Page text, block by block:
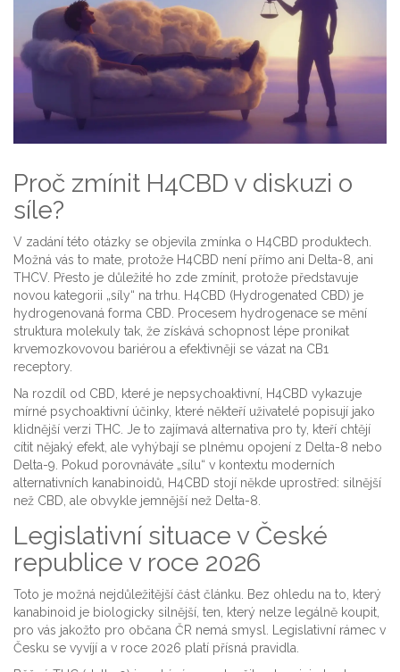
Proč zmínit H4CBD v diskuzi o
síle?
V zadání této otázky se objevila zmínka o H4CBD produktech.
Možná vás to mate, protože H4CBD není přímo ani Delta-8, ani
THCV. Přesto je důležité ho zde zmínit, protože představuje
novou kategorii „síly“ na trhu. H4CBD (Hydrogenated CBD) je
hydrogenovaná forma CBD. Procesem hydrogenace se mění
struktura molekuly tak, že získává schopnost lépe pronikat
krvemozkovovou bariérou a efektivněji se vázat na CB1
receptory.
Na rozdíl od CBD, které je nepsychoaktivní, H4CBD vykazuje
mírné psychoaktivní účinky, které někteří uživatelé popisují jako
klidnější verzi THC. Je to zajímavá alternativa pro ty, kteří chtějí
cítit nějaký efekt, ale vyhýbají se plnému opojení z Delta-8 nebo
Delta-9. Pokud porovnáváte „sílu“ v kontextu moderních
alternativních kanabinoidů, H4CBD stojí někde uprostřed: silnější
než CBD, ale obvykle jemnější než Delta-8.
Legislativní situace v České
republice v roce 2026
Toto je možná nejdůležitější část článku. Bez ohledu na to, který
kanabinoid je biologicky silnější, ten, který nelze legálně koupit,
pro vás jakožto pro občana ČR nemá smysl. Legislativní rámec v
Česku se vyvíjí a v roce 2026 platí přísná pravidla.